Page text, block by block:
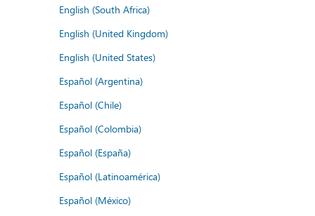
English (South Africa)
English (United Kingdom)
English (United States)
Español (Argentina)
Español (Chile)
Español (Colombia)
Español (España)
Español (Latinoamérica)
Español (México)